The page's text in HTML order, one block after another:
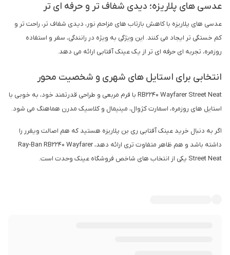
عدسی های پلاریزه؛ دیدی شفاف تر و حرفه ای تر
عدسی های پلاریزه با کاهش بازتاب های مزاحم نور، دیدی شفاف تر، راحت تر و
کم خستگی تر ایجاد می کنند. این ویژگی به ویژه در رانندگی، سفر و استفاده
روزمره، تجربه ای حرفه ای تر از یک عینک آفتابی ارائه می دهد.
انتخابی برای استایل های شهری و شخصیت محور
RB2240 Wayfarer Street Neat با فرم مربعی و طراحی قدرتمند خود، به خوبی با
استایل های روزمره، اسمارت کژوال، مینیمال و کلاسیک مدرن هماهنگ می شود.
اگر به دنبال خرید عینک آفتابی ری بن پلاریزه هستید که هم اصالت ویفرر را
داشته باشد و هم ظاهر متفاوت تری ارائه دهد، Ray-Ban RB2240 Wayfarer
Street Neat یکی از انتخاب های شاخص فروشگاه عینک وحدت است.